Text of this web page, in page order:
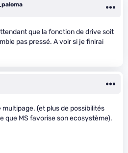
que la fonction de drive soit
pas pressé. A voir si je finirai
multipage. (et plus de possibilités
que MS favorise son ecosystème).